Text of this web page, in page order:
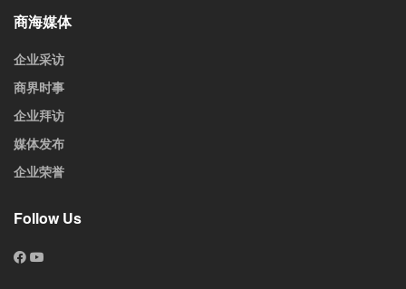
商海媒体
企业采访
商界时事
企业拜访
媒体发布
企业荣誉
Follow Us